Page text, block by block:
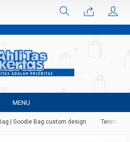
MENU
| Goodie Bag custom design Terima